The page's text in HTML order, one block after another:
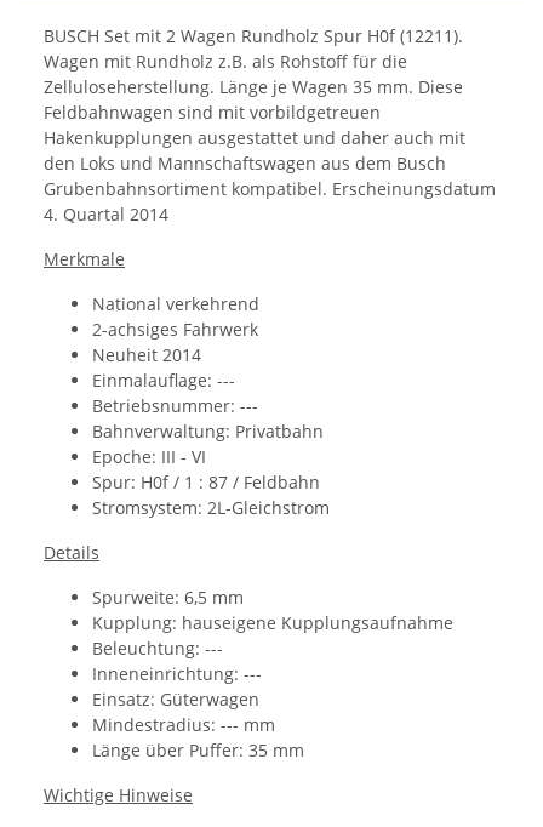
BUSCH Set mit 2 Wagen Rundholz Spur H0f (12211).
Wagen mit Rundholz z.B. als Rohstoff für die
Zelluloseherstellung. Länge je Wagen 35 mm. Diese
Feldbahnwagen sind mit vorbildgetreuen
Hakenkupplungen ausgestattet und daher auch mit
den Loks und Mannschaftswagen aus dem Busch
Grubenbahnsortiment kompatibel. Erscheinungsdatum
4. Quartal 2014
Merkmale
National verkehrend
2-achsiges Fahrwerk
Neuheit 2014
Einmalauflage: ---
Betriebsnummer: ---
Bahnverwaltung: Privatbahn
Epoche: III - VI
Spur: H0f / 1 : 87 / Feldbahn
Stromsystem: 2L-Gleichstrom
Details
Spurweite: 6,5 mm
Kupplung: hauseigene Kupplungsaufnahme
Beleuchtung: ---
Inneneinrichtung: ---
Einsatz: Güterwagen
Mindestradius: --- mm
Länge über Puffer: 35 mm
Wichtige Hinweise